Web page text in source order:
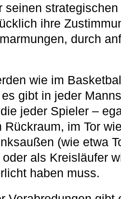
seinen
ihre
durch
wie im
gibt in jeder
jeder Spieler –
Rückraum, im Tor
(wie etwa
als Kreisläufer
haben muss.